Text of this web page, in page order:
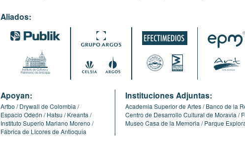
Aliados:
Apoyan:
Artbo
Drywall de Colombia
Espacio Odeón
Hatsu
Kreanta
Instituto Superio Mariano Moreno
Fábrica de Licores de Antioquia
Instituciones Adjuntas:
Academia Superior de Artes Banco de la
Centro de Desarrollo Cultural de Moravia
Museo Casa de la Memoria
Parque